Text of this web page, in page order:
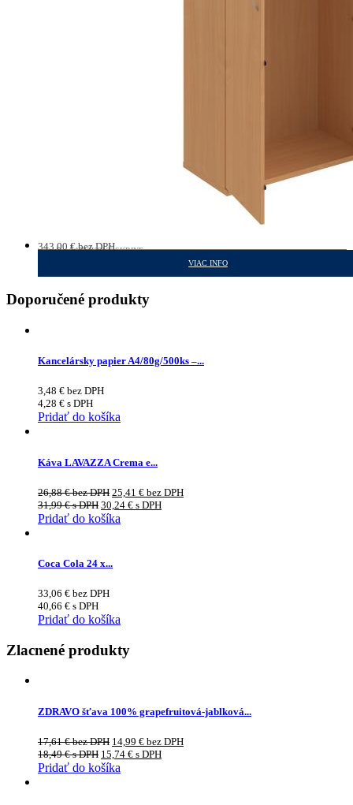
ŠATNÍKOVÉ SKRINE
343,00€bez DPH
VIAC INFO
Doporučené produkty
Kancelársky papier A4/80g/500ks –...
3,48 € bez DPH
4,28 € s DPH
Pridať do košíka
Káva LAVAZZA Crema e...
26,88€bez DPH 25,41 € bez DPH
31,99€s DPH 30,24 € s DPH
Pridať do košíka
Coca Cola 24 x...
33,06 € bez DPH
40,66 € s DPH
Pridať do košíka
Zlacnené produkty
ZDRAVO šťava 100% grapefruitová-jablková...
17,61€bez DPH 14,99 € bez DPH
18,49€s DPH 15,74 € s DPH
Pridať do košíka